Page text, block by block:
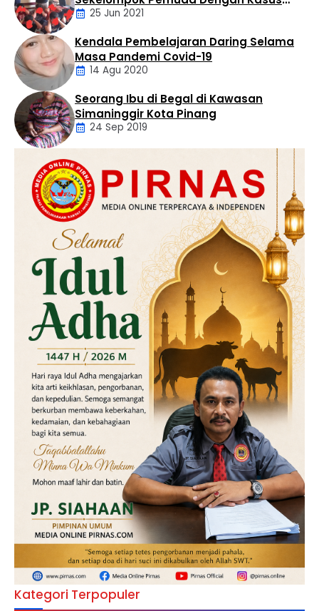
Daerah
Pencabulan
25 Jun 2021
Artikel
Kendala Pembelajaran Daring Selama
Masa Pandemi Covid-19
14 Agu 2020
Daerah
Hukum
Kriminal
Labusel
Seorang Ibu di Begal di Kawasan
Simaninggir Kota Pinang
24 Sep 2019
Kategori Terpopuler